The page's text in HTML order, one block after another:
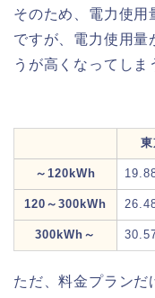
そのため、電力使用
ですが、電力使用量
うが高くなってしま
東
～120kWh
120～300kWh
300kWh～
ただ、料金プランだ